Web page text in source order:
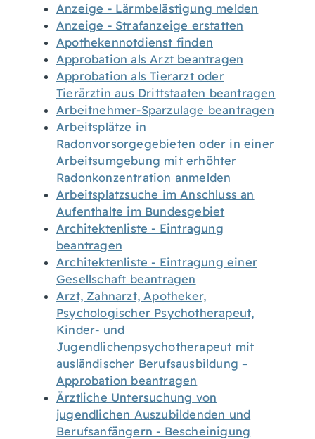
Anzeige - Lärmbelästigung melden
Anzeige - Strafanzeige erstatten
Apothekennotdienst finden
Approbation als Arzt beantragen
Approbation als Tierarzt oder
Tierärztin aus Drittstaaten beantragen
Arbeitnehmer-Sparzulage beantragen
Arbeitsplätze in
Radonvorsorgegebieten oder in einer
Arbeitsumgebung mit erhöhter
Radonkonzentration anmelden
Arbeitsplatzsuche im Anschluss an
Aufenthalte im Bundesgebiet
Architektenliste - Eintragung
beantragen
Architektenliste - Eintragung einer
Gesellschaft beantragen
Arzt, Zahnarzt, Apotheker,
Psychologischer Psychotherapeut,
Kinder- und
Jugendlichenpsychotherapeut mit
ausländischer Berufsausbildung –
Approbation beantragen
Ärztliche Untersuchung von
jugendlichen Auszubildenden und
Berufsanfängern - Bescheinigung